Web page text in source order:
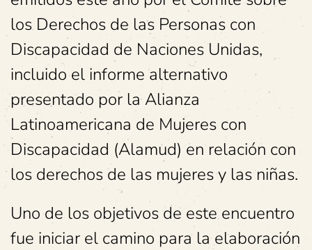
los Derechos de las Personas con
Discapacidad de Naciones Unidas,
incluido el informe alternativo
presentado por la Alianza
Latinoamericana de Mujeres con
Discapacidad (Alamud) en relación con
los derechos de las mujeres y las niñas.
Uno de los objetivos de este encuentro
fue iniciar el camino para la elaboración